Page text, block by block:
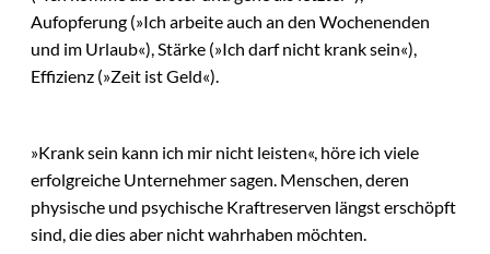
Aufopferung (»Ich arbeite auch an den Wochenenden
und im Urlaub«), Stärke (»Ich darf nicht krank sein«),
Effizienz (»Zeit ist Geld«).
»Krank sein kann ich mir nicht leisten«, höre ich viele
erfolgreiche Unternehmer sagen. Menschen, deren
physische und psychische Kraftreserven längst erschöpft
sind, die dies aber nicht wahrhaben möchten.